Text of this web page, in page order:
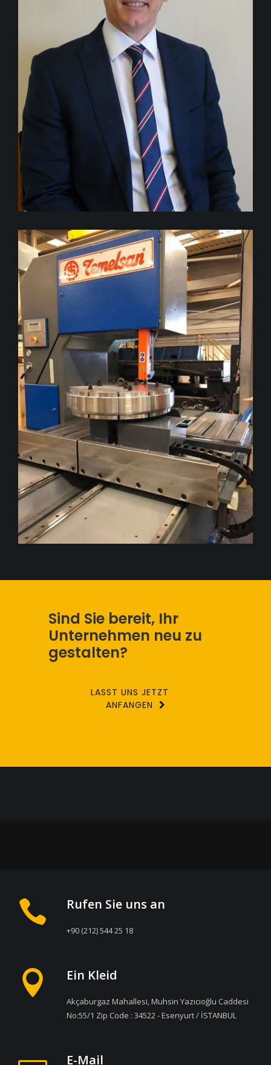
Sind Sie bereit, Ihr
Unternehmen neu zu
gestalten?
LASST UNS JETZT
ANFANGEN
Rufen Sie uns an
+90 (212) 544 25 18
Ein Kleid
Akçaburgaz Mahallesi, Muhsin Yazıcıoğlu Caddesi
No:55/1 Zip Code : 34522 - Esenyurt / İSTANBUL
E-Mail